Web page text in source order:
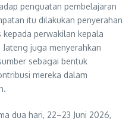
penguatan pembelajaran
itu dilakukan penyerahan
perwakilan kepala
juga menyerahkan
sebagai bentuk
mereka dalam
dua hari, 22–23 Juni 2026,